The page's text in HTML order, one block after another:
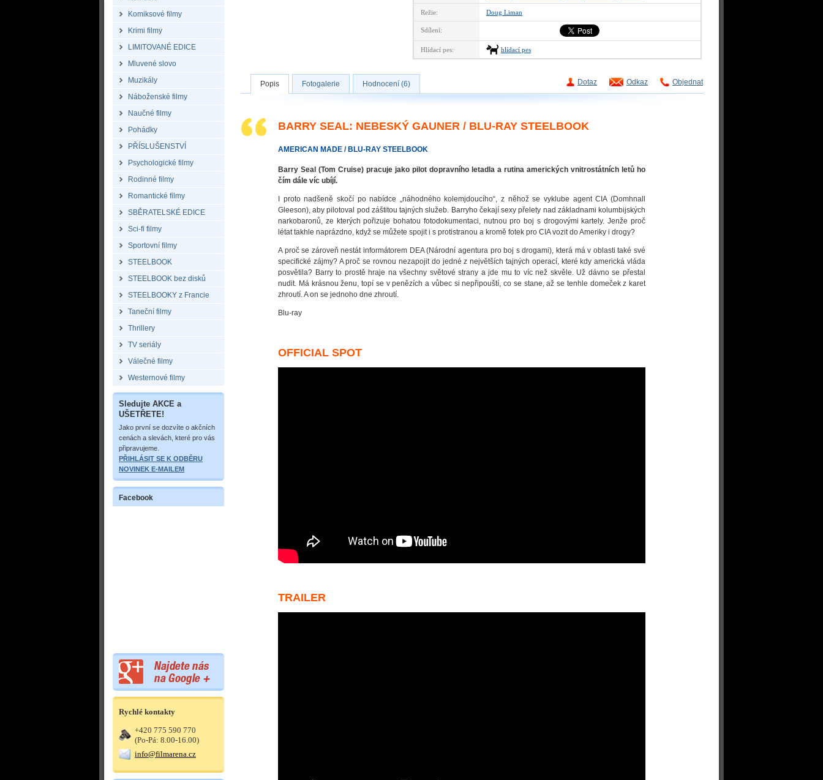
Komiksové filmy
Krimi filmy
LIMITOVANÉ EDICE
Mluvené slovo
Muzikály
Náboženské filmy
Naučné filmy
Pohádky
PŘÍSLUŠENSTVÍ
Psychologické filmy
Rodinné filmy
Romantické filmy
SBĚRATELSKÉ EDICE
Sci-fi filmy
Sportovní filmy
STEELBOOK
STEELBOOK bez disků
STEELBOOKY z Francie
Taneční filmy
Thrillery
TV seriály
Válečné filmy
Westernové filmy
Sledujte AKCE a
UŠETŘETE!
Jako první se dozvíte o akčních
cenách a slevách, které pro vás
připravujeme.
PŘIHLÁSIT SE K ODBĚRU
NOVINEK E-MAILEM
Facebook
Rychlé kontakty
+420 775 590 770
(Po-Pá: 8.00-16.00)
info@filmarena.cz
Režie: Doug Liman
Sdílení:
Hlídací pes: hlídací pes
Dotaz Odkaz Objednat
Popis Fotogalerie Hodnocení (6)
BARRY SEAL: NEBESKÝ GAUNER / BLU-RAY STEELBOOK
AMERICAN MADE / BLU-RAY STEELBOOK
Barry Seal (Tom Cruise) pracuje jako pilot dopravního letadla a rutina amerických vnitrostátních letů ho
čím dále víc ubíjí.
I proto nadšeně skočí po nabídce „náhodného kolemjdoucího“, z něhož se vyklube agent CIA (Domhnall
Gleeson), aby pilotoval pod záštitou tajných služeb. Barryho čekají sexy přelety nad základnami kolumbijských
narkobaronů, ze kterých pořizuje bohatou fotodokumentaci, nutnou pro boj s drogovými kartely. Jenže proč
létat takhle naprázdno, když se můžete spojit i s protistranou a kromě fotek pro CIA vozit do Ameriky i drogy?
A proč se zároveň nestát informátorem DEA (Národní agentura pro boj s drogami), která má v oblasti také své
specifické zájmy? A proč se rovnou nezapojit do jedné z největších tajných operací, které kdy americká vláda
posvětila? Barry to prostě hraje na všechny světové strany a jde mu to víc než skvěle. Už dávno se přestal
nudit. Má krásnou ženu, topí se v penězích a vůbec si nepřipouští, co se stane, až se tenhle domeček z karet
zhroutí. A on se jednoho dne zhroutí.
Blu-ray
OFFICIAL SPOT
TRAILER